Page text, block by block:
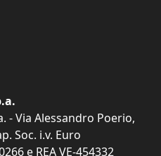
- Via Alessandro Poerio,
Soc. i.v. Euro
e REA VE-454332